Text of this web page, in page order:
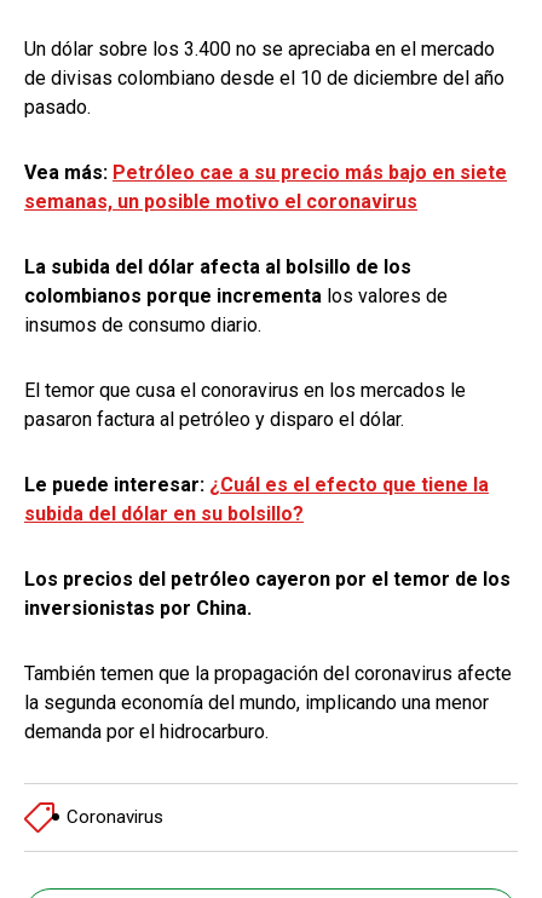
Un dólar sobre los 3.400 no se apreciaba en el mercado
de divisas colombiano desde el 10 de diciembre del año
pasado.
Vea más: Petróleo cae a su precio más bajo en siete
semanas, un posible motivo el coronavirus
La subida del dólar afecta al bolsillo de los
colombianos porque incrementa los valores de
insumos de consumo diario.
El temor que cusa el conoravirus en los mercados le
pasaron factura al petróleo y disparo el dólar.
Le puede interesar: ¿Cuál es el efecto que tiene la
subida del dólar en su bolsillo?
Los precios del petróleo cayeron por el temor de los
inversionistas por China.
También temen que la propagación del coronavirus afecte
la segunda economía del mundo, implicando una menor
demanda por el hidrocarburo.
Coronavirus